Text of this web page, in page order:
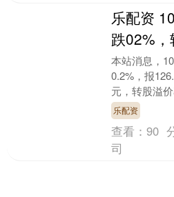
乐配资
跌02%
本站消息，
0.2%，报
元，转股溢
水转债信用级
乐配资
查看：90
司